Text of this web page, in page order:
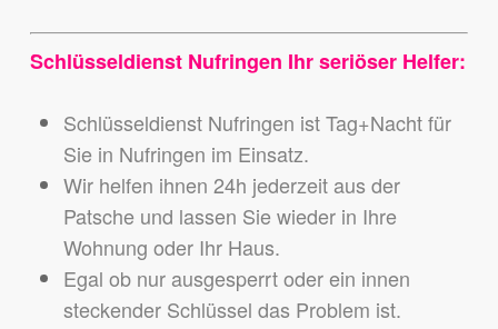
Schlüsseldienst Nufringen Ihr seriöser Helfer:
Schlüsseldienst Nufringen ist Tag+Nacht für
Sie in Nufringen im Einsatz.
Wir helfen ihnen 24h jederzeit aus der
Patsche und lassen Sie wieder in Ihre
Wohnung oder Ihr Haus.
Egal ob nur ausgesperrt oder ein innen
steckender Schlüssel das Problem ist.